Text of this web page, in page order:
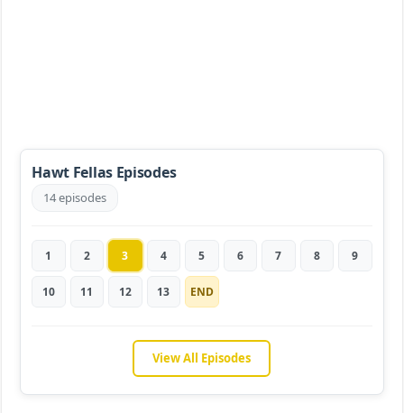
Hawt Fellas Episodes
14 episodes
1 2 3 4 5 6 7 8 9
10 11 12 13 END
View All Episodes